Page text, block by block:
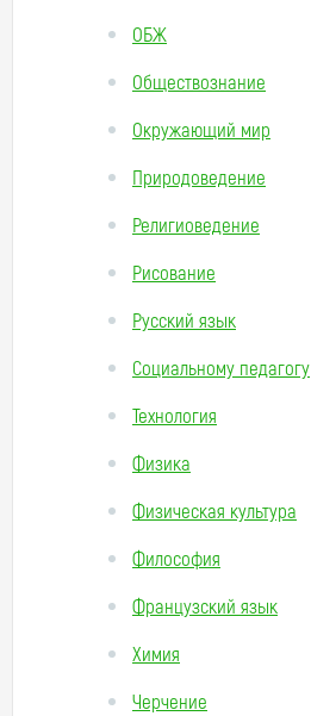
ОБЖ
Обществознание
Окружающий мир
Природоведение
Религиоведение
Рисование
Русский язык
Социальному педагогу
Технология
Физика
Физическая культура
Философия
Французский язык
Химия
Черчение